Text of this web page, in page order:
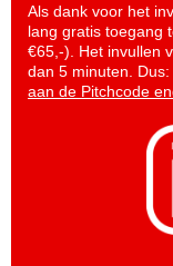
Als dank voor het
lang gratis toegang
€65,-). Het invullen
dan 5 minuten.
aan de Pitchcode